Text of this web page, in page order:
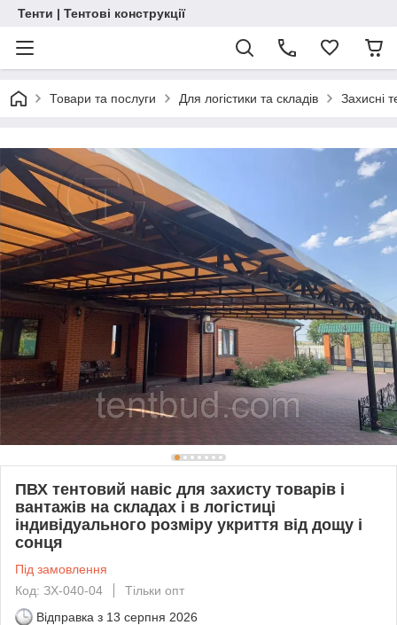
Тенти | Тентові конструкції
Товари та послуги Для логістики та складів Захисні
ПВХ тентовий навіс для захисту товарів і
вантажів на складах і в логістиці
індивідуального розміру укриття від дощу і
сонця
Під замовлення
Код: ЗХ-040-04
Тільки опт
Відправка з 13 серпня 2026